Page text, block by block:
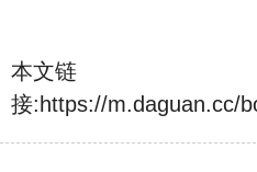
本文链
接: https://m.daguan.cc/